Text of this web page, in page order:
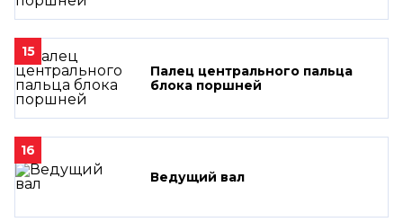
15
Палец центрального пальца
блока поршней
16
Ведущий вал